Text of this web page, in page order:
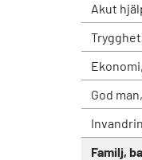
Akut
God
Familj,